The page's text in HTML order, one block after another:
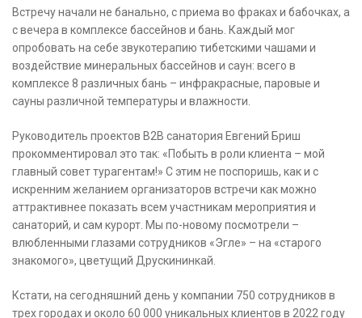
Встречу начали не банально, с приема во фраках и бабочках, а
с вечера в комплексе бассейнов и бань. Каждый мог
опробовать на себе звукотерапию тибетскими чашами и
воздействие минеральных бассейнов и саун: всего в
комплексе 8 различных бань – инфракрасные, паровые и
сауны различной температуры и влажности.
Руководитель проектов B2B санатория Евгений Бриш
прокомментировал это так: «Побыть в роли клиента – мой
главный совет турагентам!» С этим не поспоришь, как и с
искренним желанием организаторов встречи как можно
аттрактивнее показать всем участникам мероприятия и
санаторий, и сам курорт. Мы по-новому посмотрели –
влюбленными глазами сотрудников «Эгле» – на «старого
знакомого», цветущий Друскининкай.
Кстати, на сегодняшний день у компании 750 сотрудников в
трех городах и около 60 000 уникальных клиентов в 2022 году